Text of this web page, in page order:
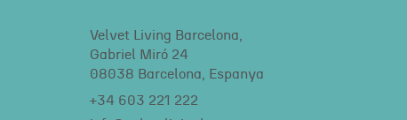
+34 603 221 222
Velvet Living Barcelona,
Gabriel Miró 24
08038 Barcelona, Espanya